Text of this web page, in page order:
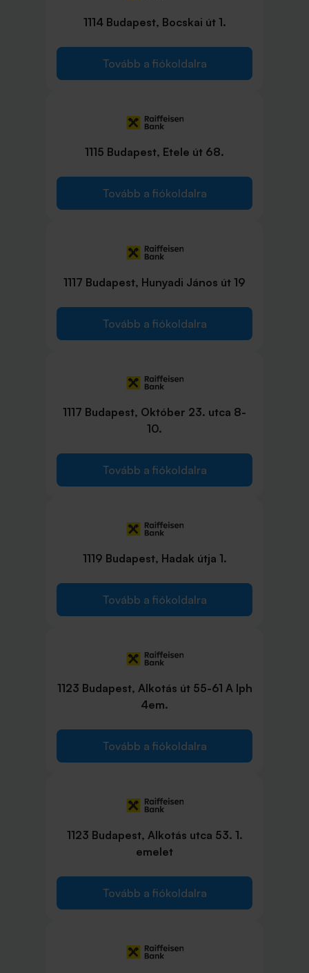
1114 Budapest, Bocskai út 1.
Tovább a fiókoldalra
1115 Budapest, Etele út 68.
Tovább a fiókoldalra
1117 Budapest, Hunyadi János út 19
Tovább a fiókoldalra
1117 Budapest, Október 23. utca 8-
10.
Tovább a fiókoldalra
1119 Budapest, Hadak útja 1.
Tovább a fiókoldalra
1123 Budapest, Alkotás út 55-61 A lph
4em.
Tovább a fiókoldalra
1123 Budapest, Alkotás utca 53. 1.
emelet
Tovább a fiókoldalra